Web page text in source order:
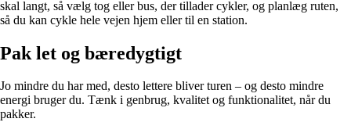
skal langt, så vælg tog eller bus, der tillader cykler, og planlæg ruten,
så du kan cykle hele vejen hjem eller til en station.
Pak let og bæredygtigt
Jo mindre du har med, desto lettere bliver turen – og desto mindre
energi bruger du. Tænk i genbrug, kvalitet og funktionalitet, når du
pakker.